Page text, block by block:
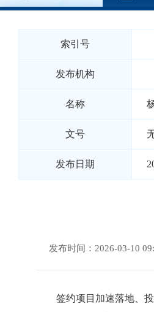
索引号
发布机构
名称
文号
发布日期
发布时间：2026-03-10
签约项目加速落地、